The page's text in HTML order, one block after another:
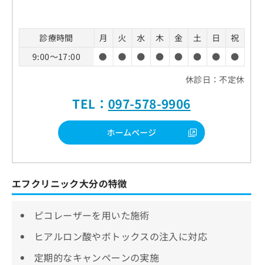
診療時間 月 火 水 木 金 土 日
祝
9:00～17:00
● ● ● ● ● ● ●
●
休診日：不定休
TEL： 097-578-9906
ホームページ
エフクリニック大分の特徴
ピコレーザーを用いた施術
ヒアルロン酸やボトックスの注入に対応
定期的なキャンペーンの実施